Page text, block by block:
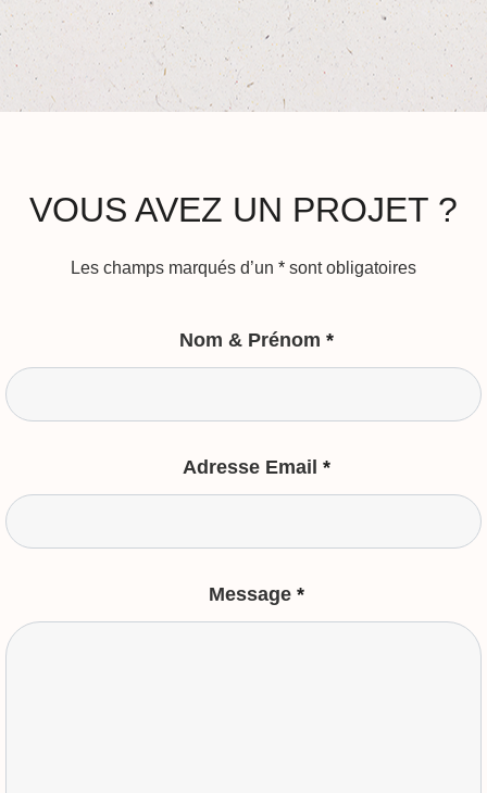
VOUS AVEZ UN PROJET ?
Les champs marqués d’un * sont obligatoires
Nom & Prénom *
Adresse Email *
Message *